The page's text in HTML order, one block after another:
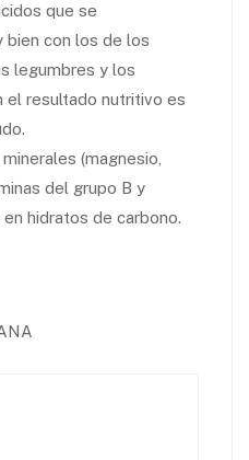
que se
bien con los de los
legumbres y los
el resultado nutritivo es
(magnesio,
del grupo B y
hidratos de carbono.